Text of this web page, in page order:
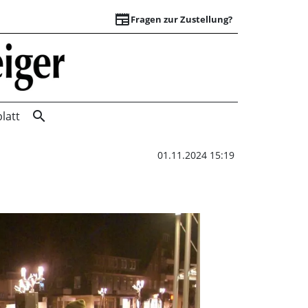
newspaperFragen zur Zustellung?
Zug der
search
01.11.2024 15:19